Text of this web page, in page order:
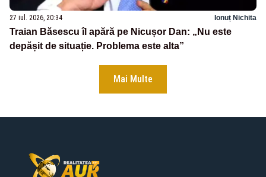
27 iul. 2026, 20:34 Ionuț Nichita
Traian Băsescu îl apără pe Nicușor Dan: „Nu este
depășit de situație. Problema este alta”
Mai Multe